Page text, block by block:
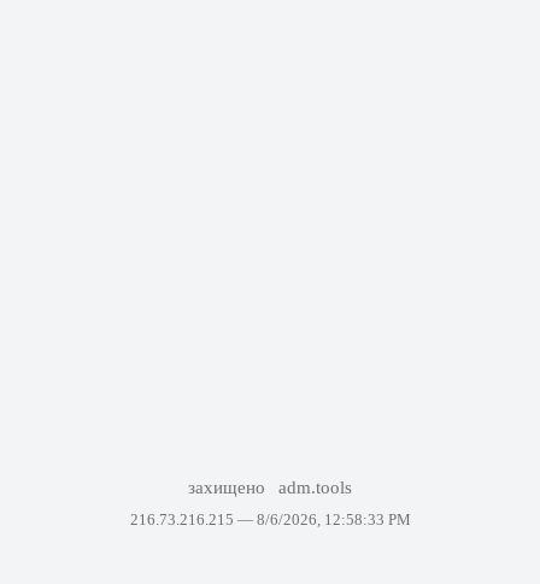
захищено adm.tools
216.73.216.215 — 8/6/2026, 12:58:33 PM